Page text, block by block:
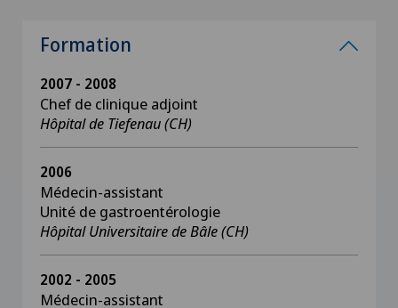
Formation
2007 - 2008
Chef de clinique adjoint
Hôpital de Tiefenau (CH)
2006
Médecin-assistant
Unité de gastroentérologie
Hôpital Universitaire de Bâle (CH)
2002 - 2005
Médecin-assistant